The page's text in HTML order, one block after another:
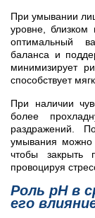
При умывании
уровне,
оптимальный
баланса и
минимизирует
способствует
При наличии
более
раздражений.
умывания можно
чтобы закрыть
провоцируя
Роль pH в
его